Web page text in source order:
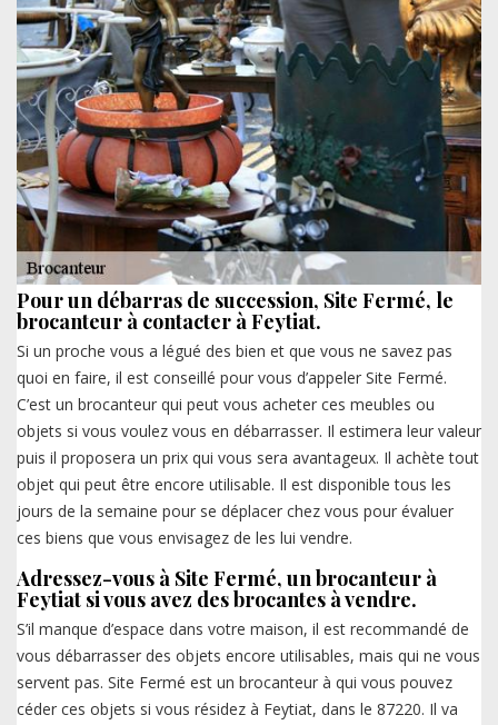
Pour un débarras de succession, Site Fermé, le
brocanteur à contacter à Feytiat.
Si un proche vous a légué des bien et que vous ne savez pas
quoi en faire, il est conseillé pour vous d’appeler Site Fermé.
C’est un brocanteur qui peut vous acheter ces meubles ou
objets si vous voulez vous en débarrasser. Il estimera leur valeur
puis il proposera un prix qui vous sera avantageux. Il achète tout
objet qui peut être encore utilisable. Il est disponible tous les
jours de la semaine pour se déplacer chez vous pour évaluer
ces biens que vous envisagez de les lui vendre.
Adressez-vous à Site Fermé, un brocanteur à
Feytiat si vous avez des brocantes à vendre.
S’il manque d’espace dans votre maison, il est recommandé de
vous débarrasser des objets encore utilisables, mais qui ne vous
servent pas. Site Fermé est un brocanteur à qui vous pouvez
céder ces objets si vous résidez à Feytiat, dans le 87220. Il va